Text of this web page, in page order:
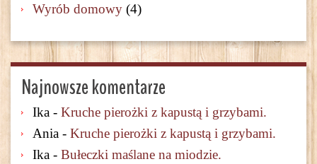
Wyrób domowy (4)
Najnowsze komentarze
Ika - Kruche pierożki z kapustą i grzybami.
Ania - Kruche pierożki z kapustą i grzybami.
Ika - Bułeczki maślane na miodzie.